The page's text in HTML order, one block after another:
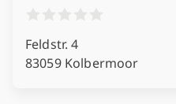
Feldstr. 4
83059 Kolbermoor